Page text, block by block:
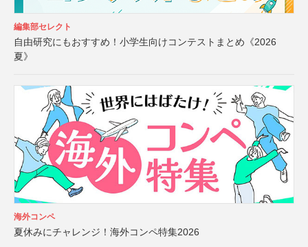
編集部セレクト
自由研究にもおすすめ！小学生向けコンテストまとめ《2026
夏》
海外コンペ
夏休みにチャレンジ！海外コンペ特集2026